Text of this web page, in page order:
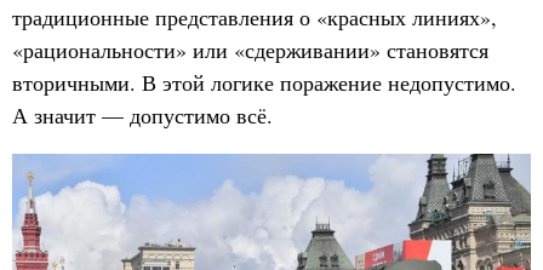
традиционные представления о «красных линиях»,
«рациональности» или «сдерживании» становятся
вторичными. В этой логике поражение недопустимо.
А значит — допустимо всё.